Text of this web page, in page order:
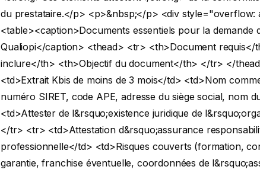
du prestataire.</p> <p>&nbsp;</p> <div style="overflow:
<table><caption>Documents essentiels pour la demande
Qualiopi</caption> <thead> <tr> <th>Document requis</
inclure</th> <th>Objectif du document</th> </tr> </
<td>Extrait Kbis de moins de 3 mois</td> <td>Nom
numéro SIRET, code APE, adresse du siège social, nom
<td>Attester de l&rsquo;existence juridique de
</tr> <tr> <td>Attestation d&rsquo;assurance
professionnelle</td> <td>Risques couverts (formation,
garantie, franchise éventuelle, coordonnées de